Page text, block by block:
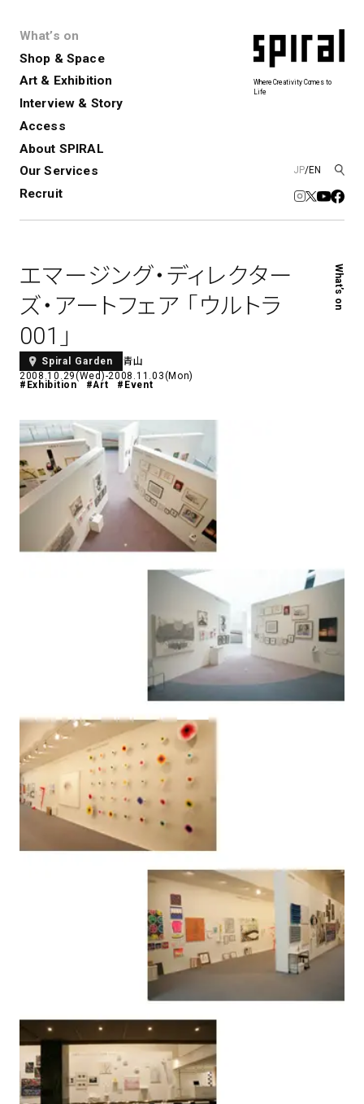
What’s on
Shop & Space
Art & Exhibition
Interview & Story
Access
About SPIRAL
Our Services
Recruit
JP/EN
Where Creativity Comes to
Life
Spiral
Spiral Market6
青山
アトレ吉祥寺
⼆⼦⽟川 Dogwood Plaza
横浜赤レンガ倉庫
ルクア⼤阪
Spiral Hall
Nail Salon Café3
Spiral Café 青山
Spiral Garden 福岡ワンビル
CAFE AALTO 新丸ビル
Spiral Rendezvous Store
グランスタ東京店
Others3
松坂屋
MoN Park Cafe by Spiral
MoN Shop by Spiral
MoN Kitchen by Spiral
Exhibition
展覧会やイベント
演劇やダンス、ライブ公演、イベント
Art Projects
アートプロジェクト・イベント
SICF
若手作家の発掘・育成・支援を目的
Spiral Schole
スパイラルが推進するエデュケーシ
ョンプログラム
Spiral Print Collection
リント作品
SPIRALのご紹介
Spiral Annual Report
レンタルスペース
コンサルティング 商品開発
新卒採用
アルバイト・その他
エマージング・ディレクター
ズ・アートフェア 「ウルトラ
001」
Spiral Garden
青山
2008.10.29(Wed)-2008.11.03(Mon)
#Exhibition #Art #Event
What’s on